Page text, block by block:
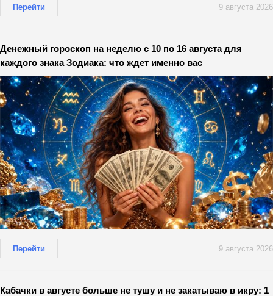
Перейти 9 августа 2026
Денежный гороскоп на неделю с 10 по 16 августа для
каждого знака Зодиака: что ждет именно вас
Перейти 9 августа 2026
Кабачки в августе больше не тушу и не закатываю в икру: 1